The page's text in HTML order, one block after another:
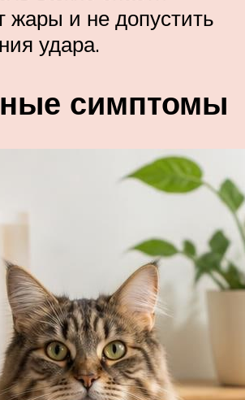
жары и не допустить
удара.
симптомы